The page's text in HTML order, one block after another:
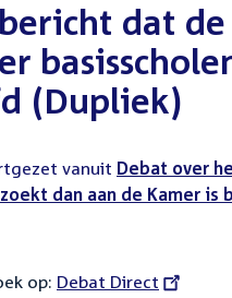
dat
(Dupliek)
vanuit Debat over
dan aan de Kamer is
op: External
Debat Direct